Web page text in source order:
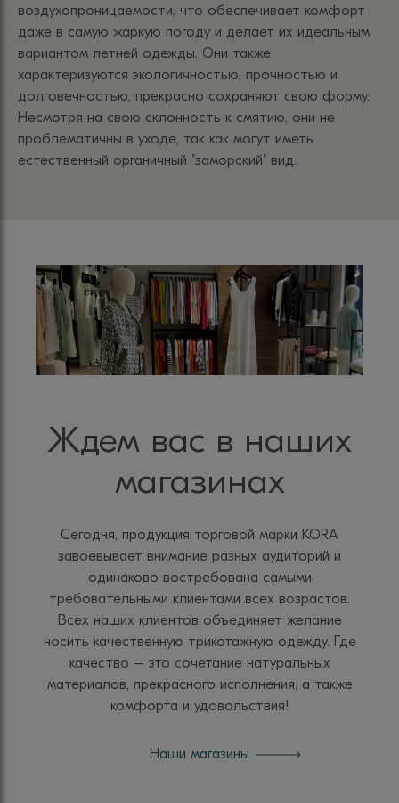
воздухопроницаемости, что обеспечивает комфорт
даже в самую жаркую погоду и делает их идеальным
вариантом летней одежды. Они также
характеризуются экологичностью, прочностью и
долговечностью, прекрасно сохраняют свою форму.
Несмотря на свою склонность к смятию, они не
проблематичны в уходе, так как могут иметь
естественный органичный "заморский" вид.
Ждем вас в наших
магазинах
Сегодня, продукция торговой марки KORA
завоевывает внимание разных аудиторий и
одинаково востребована самыми
требовательными клиентами всех возрастов.
Всех наших клиентов объединяет желание
носить качественную трикотажную одежду. Где
качество – это сочетание натуральных
материалов, прекрасного исполнения, а также
комфорта и удовольствия!
Наши магазины